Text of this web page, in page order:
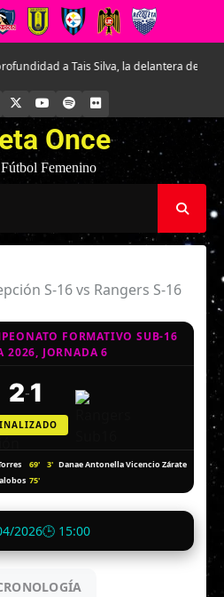
Tais Silva, la delantera de Universidad
YOUTUBE
SPOTIFYFLICKR
Once
Femenino
S-16 vs Rangers S-16
FORMATIVO SUB-16
2026, JORNADA 6
2-1
69'
75'
3' Danae Antonella Vicencio Zárate
2026🕒 15:00